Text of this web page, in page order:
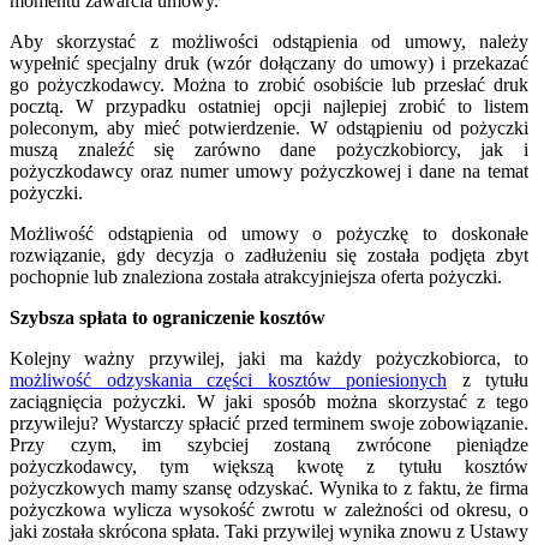
Aby skorzystać z możliwości odstąpienia od umowy, należy
wypełnić specjalny druk (wzór dołączany do umowy) i przekazać
go pożyczkodawcy. Można to zrobić osobiście lub przesłać druk
pocztą. W przypadku ostatniej opcji najlepiej zrobić to listem
poleconym, aby mieć potwierdzenie. W odstąpieniu od pożyczki
muszą znaleźć się zarówno dane pożyczkobiorcy, jak i
pożyczkodawcy oraz numer umowy pożyczkowej i dane na temat
pożyczki.
Możliwość odstąpienia od umowy o pożyczkę to doskonałe
rozwiązanie, gdy decyzja o zadłużeniu się została podjęta zbyt
pochopnie lub znaleziona została atrakcyjniejsza oferta pożyczki.
Szybsza spłata to ograniczenie kosztów
Kolejny ważny przywilej, jaki ma każdy pożyczkobiorca, to
możliwość odzyskania części kosztów poniesionych z tytułu
zaciągnięcia pożyczki. W jaki sposób można skorzystać z tego
przywileju? Wystarczy spłacić przed terminem swoje zobowiązanie.
Przy czym, im szybciej zostaną zwrócone pieniądze
pożyczkodawcy, tym większą kwotę z tytułu kosztów
pożyczkowych mamy szansę odzyskać. Wynika to z faktu, że firma
pożyczkowa wylicza wysokość zwrotu w zależności od okresu, o
jaki została skrócona spłata. Taki przywilej wynika znowu z Ustawy